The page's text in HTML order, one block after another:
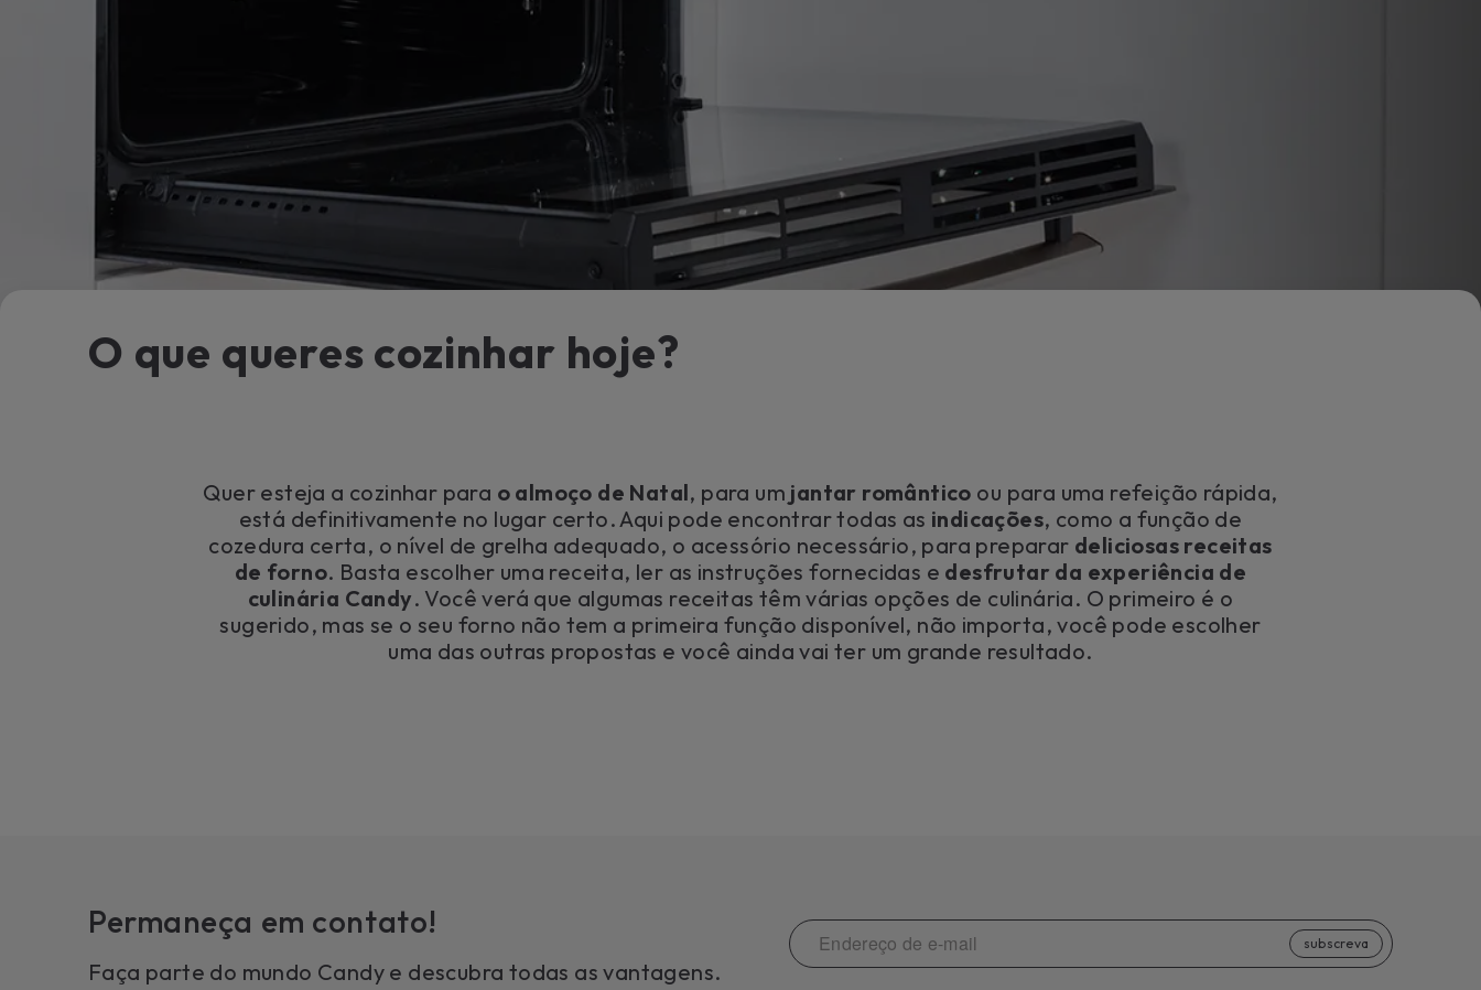
O que queres cozinhar hoje?
Quer esteja a cozinhar para o almoço de Natal, para um jantar romântico ou para uma refeição rápida,
está definitivamente no lugar certo. Aqui pode encontrar todas as indicações, como a função de
cozedura certa, o nível de grelha adequado, o acessório necessário, para preparar deliciosas receitas
de forno. Basta escolher uma receita, ler as instruções fornecidas e desfrutar da experiência de
culinária Candy. Você verá que algumas receitas têm várias opções de culinária. O primeiro é o
sugerido, mas se o seu forno não tem a primeira função disponível, não importa, você pode escolher
uma das outras propostas e você ainda vai ter um grande resultado.
Permaneça em contato!
Faça parte do mundo Candy e descubra todas as vantagens.
subscreva